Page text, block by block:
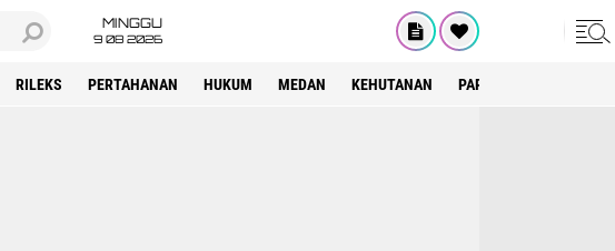
MINGGU
9 08 2026
RILEKS PERTAHANAN HUKUM MEDAN KEHUTANAN PARIWISATA